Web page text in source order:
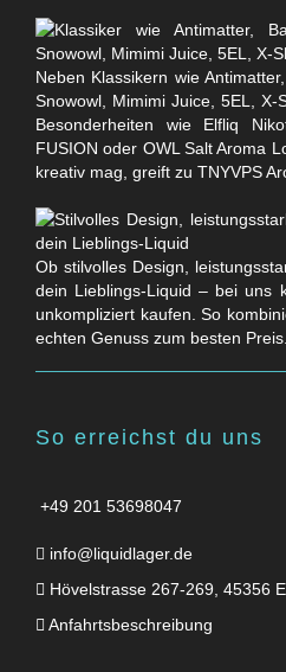
Neben Klassikern wie
Snowowl, Mimimi Juice, 5EL, X-
Besonderheiten wie Elfliq
FUSION oder OWL Salt Aroma
kreativ mag, greift zu TNYVPS
Ob stilvolles Design,
dein Lieblings-Liquid – bei uns
unkompliziert kaufen. So
echten Genuss zum besten Preis.
So erreichst du uns
+49 201 53698047
info@liquidlager.de
Hövelstrasse 267-269, 45356
Anfahrtsbeschreibung